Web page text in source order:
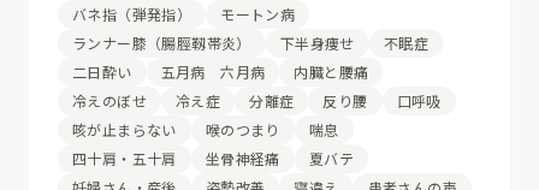
バネ指（弾発指）
モートン病
ランナー膝（腸脛靱帯炎）
下半身痩せ
不眠症
二日酔い
五月病 六月病
内臓と腰痛
冷えのぼせ
冷え症 分離症 反り腰
口呼吸
咳が止まらない
喉のつまり
喘息
四十肩・五十肩
坐骨神経痛
夏バテ